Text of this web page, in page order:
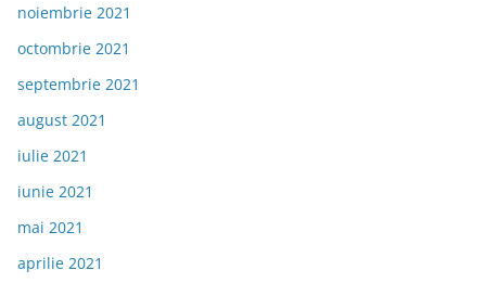
noiembrie 2021
octombrie 2021
septembrie 2021
august 2021
iulie 2021
iunie 2021
mai 2021
aprilie 2021